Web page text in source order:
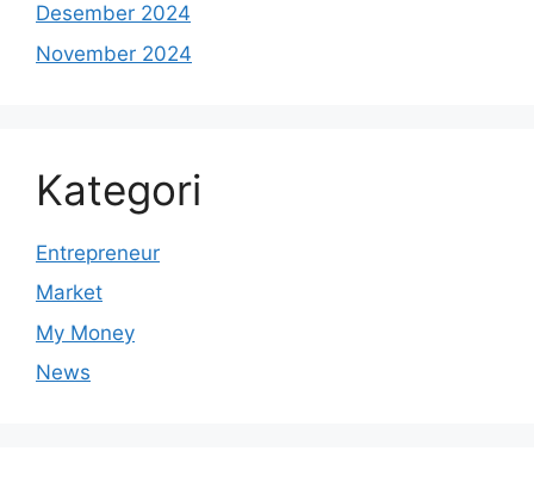
Desember 2024
November 2024
Kategori
Entrepreneur
Market
My Money
News